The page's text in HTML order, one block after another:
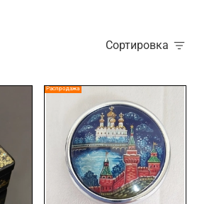
Сортировка
Распродажа